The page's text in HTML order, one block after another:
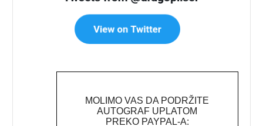
MOLIMO VAS DA PODRŽITE
AUTOGRAF UPLATOM
PREKO PAYPAL-A: